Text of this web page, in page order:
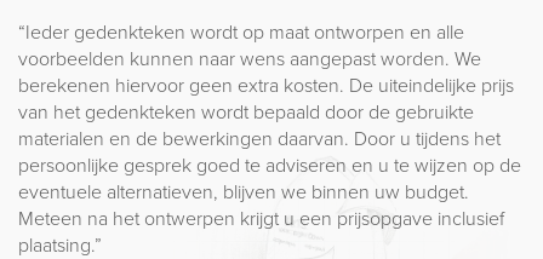
“Ieder gedenkteken wordt op maat ontworpen en alle
voorbeelden kunnen naar wens aangepast worden. We
berekenen hiervoor geen extra kosten. De uiteindelijke prijs
van het gedenkteken wordt bepaald door de gebruikte
materialen en de bewerkingen daarvan. Door u tijdens het
persoonlijke gesprek goed te adviseren en u te wijzen op de
eventuele alternatieven, blijven we binnen uw budget.
Meteen na het ontwerpen krijgt u een prijsopgave inclusief
plaatsing.”